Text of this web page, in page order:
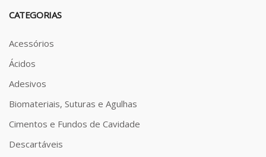
CATEGORIAS
Acessórios
Ácidos
Adesivos
Biomateriais, Suturas e Agulhas
Cimentos e Fundos de Cavidade
Descartáveis